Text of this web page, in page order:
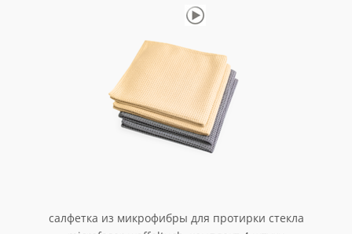
салфетка из микрофибры для протирки стекла